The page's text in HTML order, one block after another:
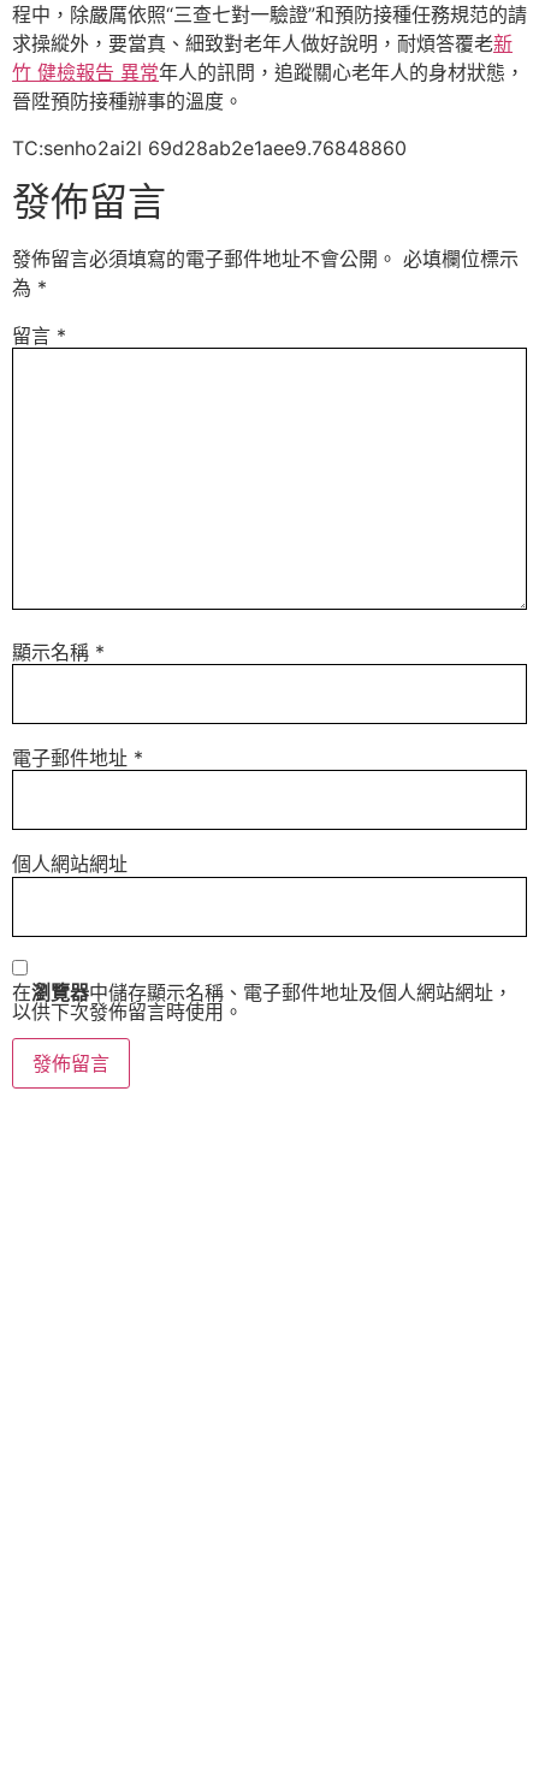
程中，除嚴厲依照“三查七對一驗證”和預防接種任務規范的請
求操縱外，要當真、細致對老年人做好說明，耐煩答覆老新
竹 健檢報告 異常年人的訊問，追蹤關心老年人的身材狀態，
晉陞預防接種辦事的溫度。
TC:senho2ai2l 69d28ab2e1aee9.76848860
發佈留言
發佈留言必須填寫的電子郵件地址不會公開。 必填欄位標示
為 *
留言 *
顯示名稱 *
電子郵件地址 *
個人網站網址
在瀏覽器中儲存顯示名稱、電子郵件地址及個人網站網址，
以供下次發佈留言時使用。